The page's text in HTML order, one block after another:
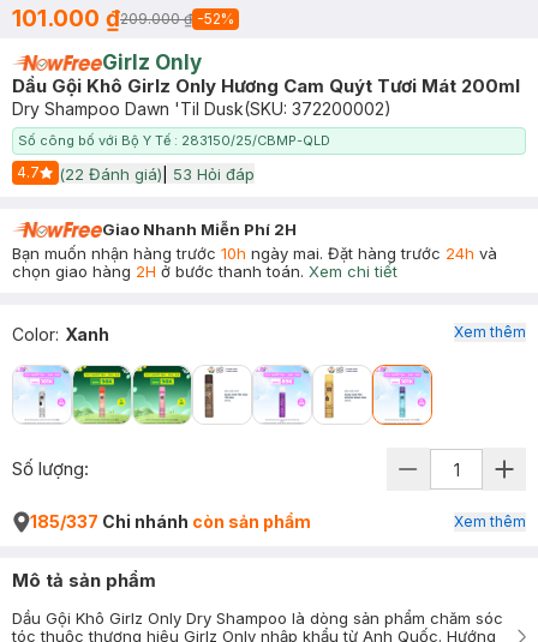
101.000 ₫209.000 ₫ -52%
Girlz Only
Dầu Gội Khô Girlz Only Hương Cam Quýt Tươi Mát 200ml
Dry Shampoo Dawn 'Til Dusk(SKU: 372200002)
Số công bố với Bộ Y Tế : 283150/25/CBMP-QLD
4.7
Start Icon
(22 Đánh giá) 53 Hỏi đáp
Giao Nhanh Miễn Phí 2H
Bạn muốn nhận hàng trước 10h ngày mai. Đặt hàng trước 24h và
chọn giao hàng 2H ở bước thanh toán. Xem chi tiết
Color: Xanh Xem thêm
Số lượng:
185/337 Chi nhánh còn sản phẩm Xem thêm
Mô tả sản phẩm
Dầu Gội Khô Girlz Only Dry Shampoo là dòng sản phẩm chăm sóc
tóc thuộc thương hiệu Girlz Only nhập khẩu từ Anh Quốc. Hướng